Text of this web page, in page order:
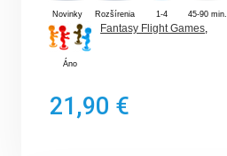
Novinky Rozšírenia 1-4 45-90 min.
Áno
Fantasy Flight Games,
21,90 €